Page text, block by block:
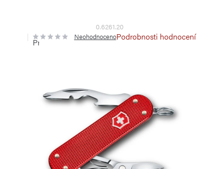
0.6261.20
Průměrné
hodnocení
NeohodnocenoPodrobnosti hodnocení